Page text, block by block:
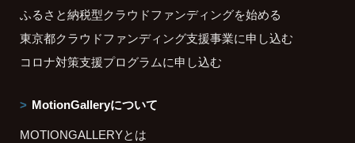
ふるさと納税型クラウドファンディングを始める
東京都クラウドファンディング支援事業に申し込む
コロナ対策支援プログラムに申し込む
MotionGalleryについて
MOTIONGALLERYとは